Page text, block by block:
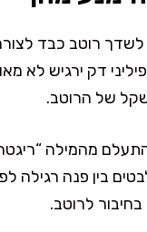
רוטב כבד
דק ירגיש לא
של הרוטב.
מהמילה
בין פנה רגילה
לרוטב.